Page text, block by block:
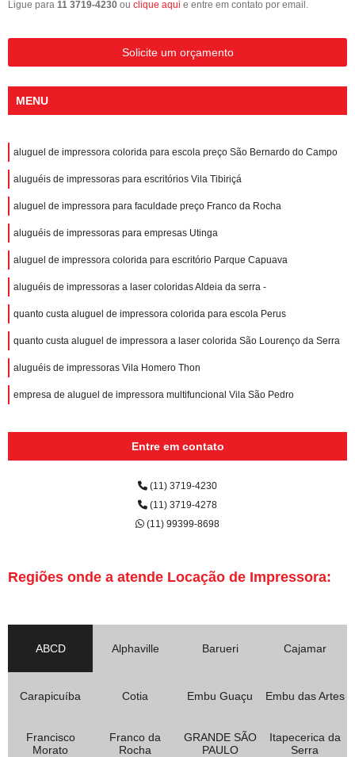
Ligue para 11 3719-4230 ou clique aqui e entre em contato por email.
Solicite um orçamento
MENU
aluguel de impressora colorida para escola preço São Bernardo do Campo
aluguéis de impressoras para escritórios Vila Tibiriçá
aluguel de impressora para faculdade preço Franco da Rocha
aluguéis de impressoras para empresas Utinga
aluguel de impressora colorida para escritório Parque Capuava
aluguéis de impressoras a laser coloridas Aldeia da serra -
quanto custa aluguel de impressora colorida para escola Perus
quanto custa aluguel de impressora a laser colorida São Lourenço da Serra
aluguéis de impressoras Vila Homero Thon
empresa de aluguel de impressora multifuncional Vila São Pedro
Entre em contato
(11) 3719-4230
(11) 3719-4278
(11) 99399-8698
Regiões onde a atende Locação de Impressora:
ABCD Alphaville Barueri Cajamar
Carapicuíba Cotia Embu Guaçu Embu das Artes
Francisco
Morato
Franco da
Rocha
GRANDE SÃO
PAULO
Itapecerica da
Serra